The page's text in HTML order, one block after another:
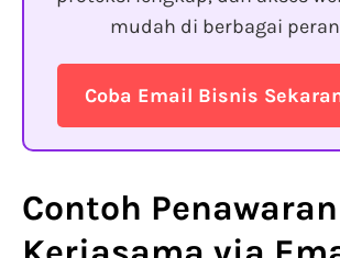
mudah di berbagai
Coba Email Bisnis
Contoh Penawaran